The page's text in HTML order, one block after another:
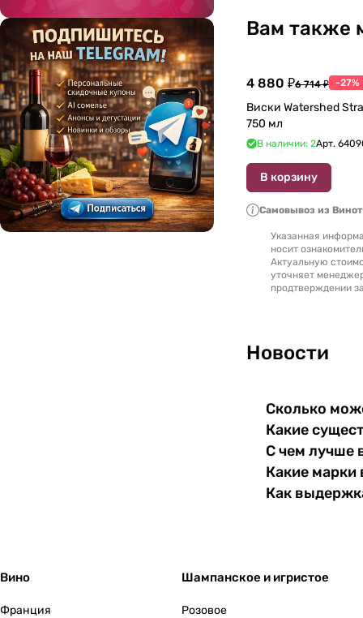
1979(
1980(3)
1986(1)
1987(1)
1988(3)
1989(2)
1990(3)
1991(4)
2003
2004
Вам также
4 880 ₽6 714 ₽ -27%
Виски Watershed
750 мл
В наличии: 2Арт.
В корзину
Самовывоз из
Указанная
носит
Актуальную
уточняет
продтверждении
Новости
Сколько
Какие
С чем лучше
Какие марки
Как
Вино
Франция
Шампанское и игристое
Розовое